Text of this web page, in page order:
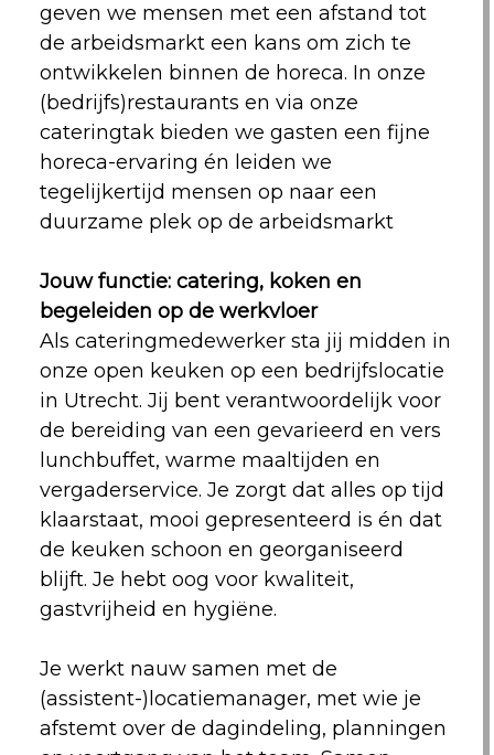
geven we mensen met een afstand tot
de arbeidsmarkt een kans om zich te
ontwikkelen binnen de horeca. In onze
(bedrijfs)restaurants en via onze
cateringtak bieden we gasten een fijne
horeca-ervaring én leiden we
tegelijkertijd mensen op naar een
duurzame plek op de arbeidsmarkt
Jouw functie: catering, koken en
begeleiden op de werkvloer
Als cateringmedewerker sta jij midden in
onze open keuken op een bedrijfslocatie
in Utrecht. Jij bent verantwoordelijk voor
de bereiding van een gevarieerd en vers
lunchbuffet, warme maaltijden en
vergaderservice. Je zorgt dat alles op tijd
klaarstaat, mooi gepresenteerd is én dat
de keuken schoon en georganiseerd
blijft. Je hebt oog voor kwaliteit,
gastvrijheid en hygiëne.
Je werkt nauw samen met de
(assistent-)locatiemanager, met wie je
afstemt over de dagindeling, planningen